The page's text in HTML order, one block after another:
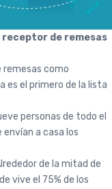
receptor de remesas
remesas como
es el primero de la lista
personas de todo el
a casa los
de la mitad de
vive el 75% de los